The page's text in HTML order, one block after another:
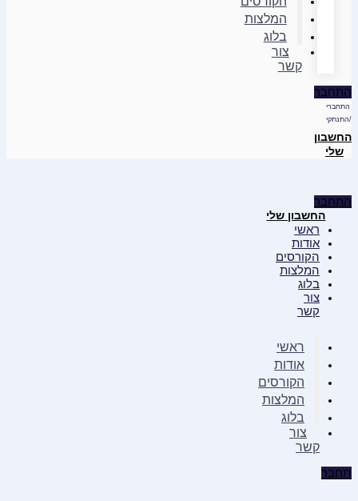
המלצות
בלוג
צור
קשר
התחבר
התחברי
/התנתקי
החשבון
שלי
התחבר
החשבון שלי
ראשי
אודות
הקורסים
המלצות
בלוג
צור
קשר
ראשי
אודות
הקורסים
המלצות
בלוג
צור
קשר
התחבר